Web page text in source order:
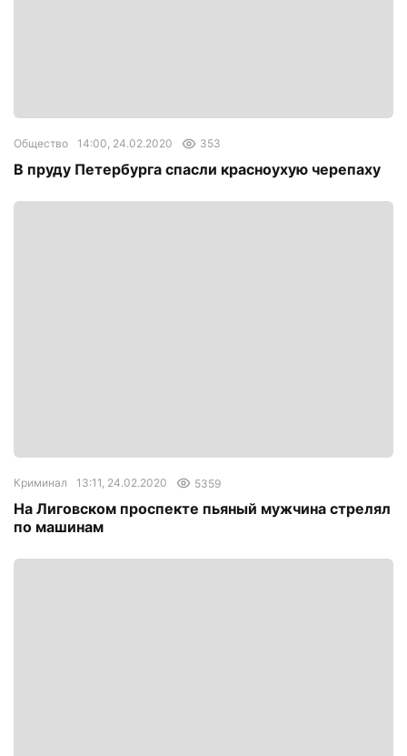
Общество 14:00, 24.02.2020 353
В пруду Петербурга спасли красноухую черепаху
Криминал 13:11, 24.02.2020 5359
На Лиговском проспекте пьяный мужчина стрелял
по машинам